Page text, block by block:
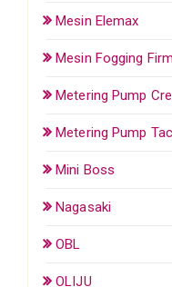
Mesin Elemax
Mesin Fogging
Metering Pump
Metering Pump
Mini Boss
Nagasaki
OBL
OLIJU